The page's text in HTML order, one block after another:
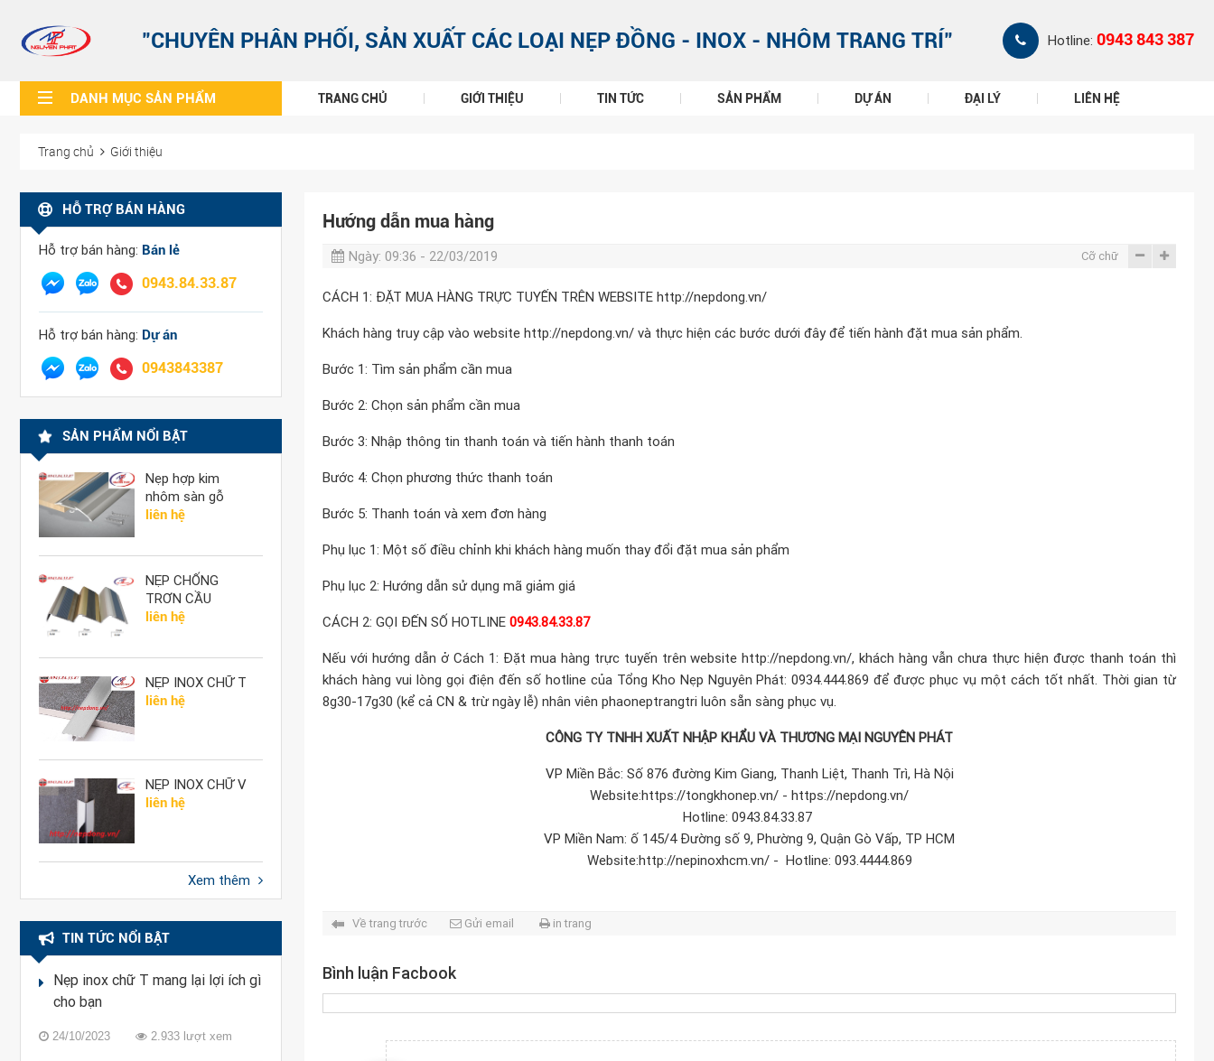
"CHUYÊN PHÂN PHỐI, SẢN XUẤT CÁC LOẠI NẸP ĐỒNG - INOX - NHÔM TRANG TRÍ" Hotline: 0943 843 387
DANH MỤC SẢN PHẨM TRANG CHỦ GIỚI THIỆU TIN TỨC SẢN PHẨM DỰ ÁN ĐẠI LÝ LIÊN HỆ
Trang chủ Giới thiệu
HỖ TRỢ BÁN HÀNG
Hỗ trợ bán hàng: Bán lẻ
0943.84.33.87
Hỗ trợ bán hàng: Dự án
0943843387
SẢN PHẨM NỔI BẬT
Nẹp hợp kim
nhôm sàn gỗ
liên hệ
NẸP CHỐNG
TRƠN CẦU
THANG
liên hệ
NẸP INOX CHỮ T
liên hệ
NẸP INOX CHỮ V
liên hệ
Xem thêm
TIN TỨC NỔI BẬT
Nẹp inox chữ T mang lại lợi ích gì
cho bạn
24/10/2023 2.933 lượt xem
Hướng dẫn mua hàng
Ngày: 09:36 - 22/03/2019 Cỡ chữ
CÁCH 1: ĐẶT MUA HÀNG TRỰC TUYẾN TRÊN WEBSITE http://nepdong.vn/
Khách hàng truy cập vào website http://nepdong.vn/ và thực hiện các bước dưới đây để tiến hành đặt mua sản phẩm.
Bước 1: Tìm sản phẩm cần mua
Bước 2: Chọn sản phẩm cần mua
Bước 3: Nhập thông tin thanh toán và tiến hành thanh toán
Bước 4: Chọn phương thức thanh toán
Bước 5: Thanh toán và xem đơn hàng
Phụ lục 1: Một số điều chỉnh khi khách hàng muốn thay đổi đặt mua sản phẩm
Phụ lục 2: Hướng dẫn sử dụng mã giảm giá
CÁCH 2: GỌI ĐẾN SỐ HOTLINE 0943.84.33.87
Nếu với hướng dẫn ở Cách 1: Đặt mua hàng trực tuyến trên websitehttp://nepdong.vn/, khách hàng vẫn chưa thực hiện được thanh toán thì
khách hàng vui lòng gọi điện đến số hotline của Tổng Kho Nẹp Nguyên Phát: 0934.444.869 để được phục vụ một cách tốt nhất. Thời gian từ
8g30-17g30 (kể cả CN & trừ ngày lễ) nhân viên phaoneptrangtri luôn sẵn sàng phục vụ.
CÔNG TY TNHH XUẤT NHẬP KHẨU VÀ THƯƠNG MẠI NGUYÊN PHÁT
VP Miền Bắc: Số 876 đường Kim Giang, Thanh Liệt, Thanh Trì, Hà Nội
Website:https://tongkhonep.vn/ - https://nepdong.vn/
Hotline: 0943.84.33.87
VP Miền Nam: ố 145/4 Đường số 9, Phường 9, Quận Gò Vấp, TP HCM
Website:http://nepinoxhcm.vn/ - Hotline: 093.4444.869
Về trang trước Gửi email in trang
Bình luận Facbook